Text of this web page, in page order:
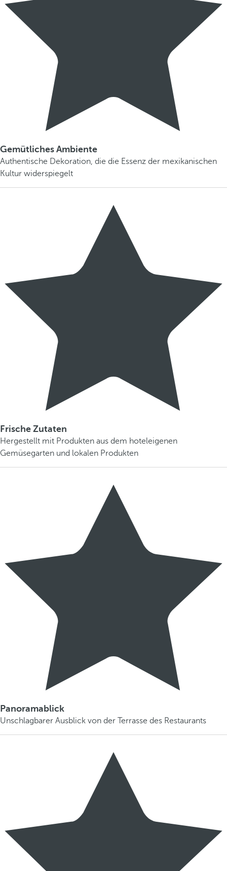
Gemütliches Ambiente
Authentische Dekoration, die die Essenz der mexikanischen
Kultur widerspiegelt
Frische Zutaten
Hergestellt mit Produkten aus dem hoteleigenen
Gemüsegarten und lokalen Produkten
Panoramablick
Unschlagbarer Ausblick von der Terrasse des Restaurants